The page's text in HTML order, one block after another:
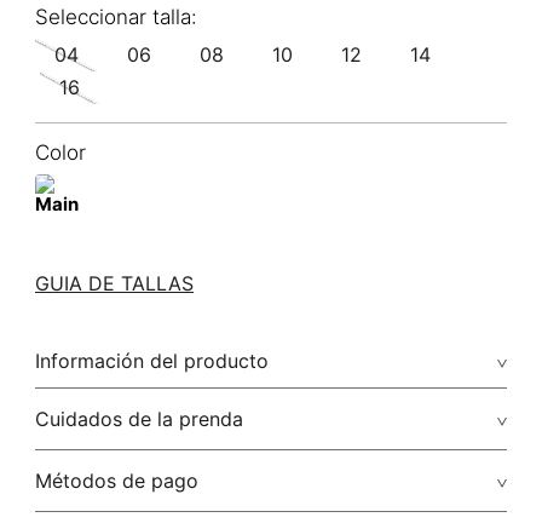
04 06 08 10 12
14
16
Color
GUIA DE TALLAS
Información del producto
92.00% algodón/cotton6.00% poliéster/polyester2.00%
elastano/elastane
Cuidados de la prenda
Cuidados: no aplicar detergentes con blanqueadores o
Métodos de pago